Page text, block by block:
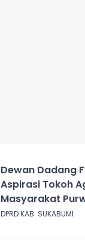
Dewan Dadang
Aspirasi Tokoh
Masyarakat
Penolakan
DPRD KAB. SUKABUMI